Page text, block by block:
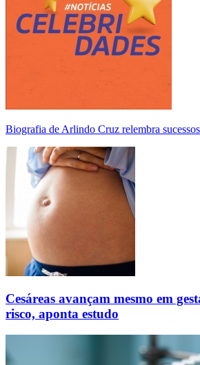
Biografia de Arlindo Cruz relembra
Cesáreas avançam mesmo em
risco, aponta estudo